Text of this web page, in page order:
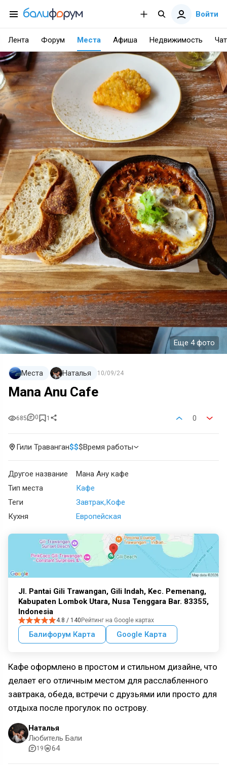
Войти
Лента Форум Места Афиша Недвижимость Чат
Еще 4 фото
Места Наталья 10/09/24
Mana Anu Cafe
685 0 1 0
Гили Траванган$$$Время работы
Другое название
Мана Ану кафе
Тип места
Кафе
Теги
Завтрак Кофе
Кухня
Европейская
Jl. Pantai Gili Trawangan, Gili Indah, Kec. Pemenang,
Kabupaten Lombok Utara, Nusa Tenggara Bar. 83355,
Indonesia
4.8 / 140 Рейтинг на Google картах
Балифорум Карта Google Карта
Кафе оформлено в простом и стильном дизайне, что
делает его отличным местом для расслабленного
завтрака, обеда, встречи с друзьями или просто для
отдыха после прогулок по острову.
Наталья
Любитель Бали
19 64